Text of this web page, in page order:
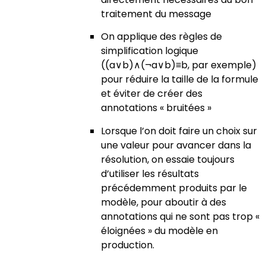
traitement du message
On applique des règles de
simplification logique
((a∨b)∧(¬a∨b)≡b, par exemple)
pour réduire la taille de la formule
et éviter de créer des
annotations « bruitées »
Lorsque l’on doit faire un choix sur
une valeur pour avancer dans la
résolution, on essaie toujours
d’utiliser les résultats
précédemment produits par le
modèle, pour aboutir à des
annotations qui ne sont pas trop «
éloignées » du modèle en
production.